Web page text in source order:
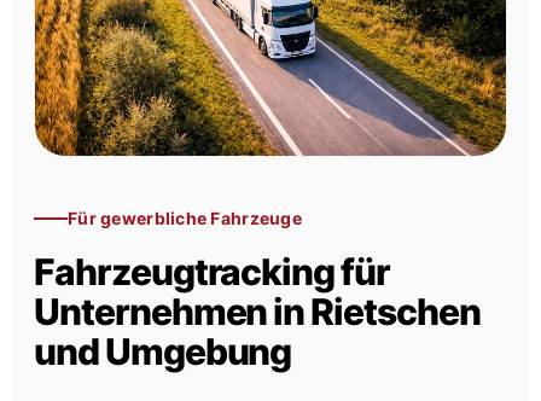
Für gewerbliche Fahrzeuge
Fahrzeugtracking für
Unternehmen in Rietschen
und Umgebung